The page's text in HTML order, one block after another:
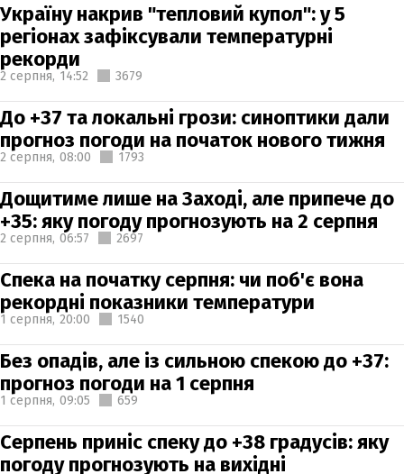
Україну накрив "тепловий купол": у 5
регіонах зафіксували температурні
рекорди
2 серпня, 14:52 3679
До +37 та локальні грози: синоптики дали
прогноз погоди на початок нового тижня
2 серпня, 08:00 1793
Дощитиме лише на Заході, але припече до
+35: яку погоду прогнозують на 2 серпня
2 серпня, 06:57 2697
Спека на початку серпня: чи поб'є вона
рекордні показники температури
1 серпня, 20:00 1540
Без опадів, але із сильною спекою до +37:
прогноз погоди на 1 серпня
1 серпня, 09:05 659
Серпень приніс спеку до +38 градусів: яку
погоду прогнозують на вихідні